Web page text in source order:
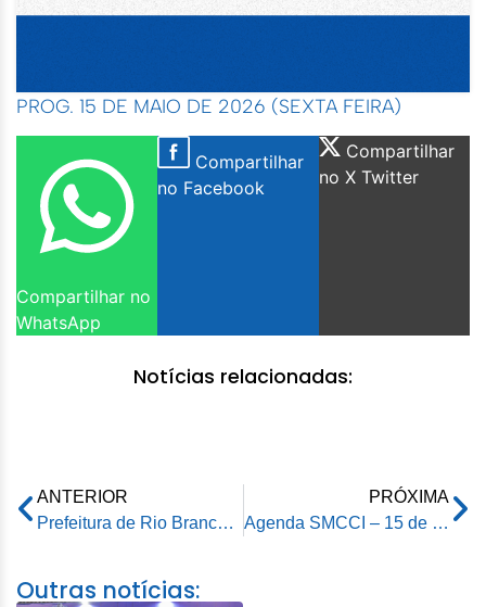
PROG. 15 DE MAIO DE 2026 (SEXTA FEIRA)
Compartilhar no
WhatsApp
Compartilhar
no Facebook
Compartilhar
no X Twitter
Notícias relacionadas:
ANTERIOR
Prefeitura de Rio Branco retira mais de 50 toneladas de entulhos durante ação de limpeza em imóvel
PRÓXIMA
Agenda SMCCI – 15 de maio de 2026
Outras notícias: